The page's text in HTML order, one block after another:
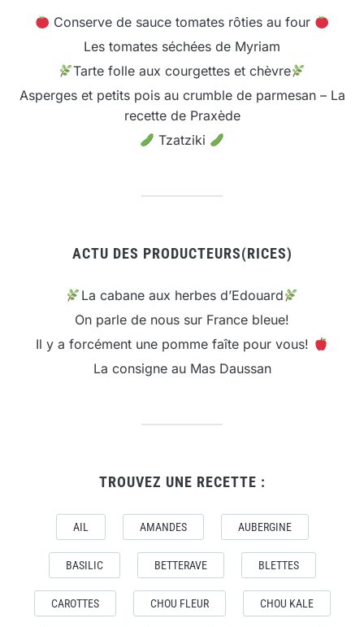
Conserve de sauce tomates rôties au four
Les tomates séchées de Myriam
Tarte folle aux courgettes et chèvre
Asperges et petits pois au crumble de parmesan – La
recette de Praxède
Tzatziki
ACTU DES PRODUCTEURS(RICES)
La cabane aux herbes d’Edouard
On parle de nous sur France bleue!
Il y a forcément une pomme faîte pour vous!
La consigne au Mas Daussan
TROUVEZ UNE RECETTE :
AIL AMANDES AUBERGINE
BASILIC BETTERAVE BLETTES
CAROTTES CHOU FLEUR CHOU KALE